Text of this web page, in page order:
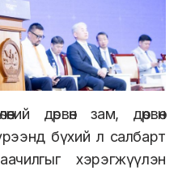
дөрвөн зам, дөрвөн
бүхий л салбарт
хэрэгжүүлэн